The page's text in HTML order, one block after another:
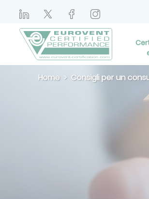
Home Consigli per un